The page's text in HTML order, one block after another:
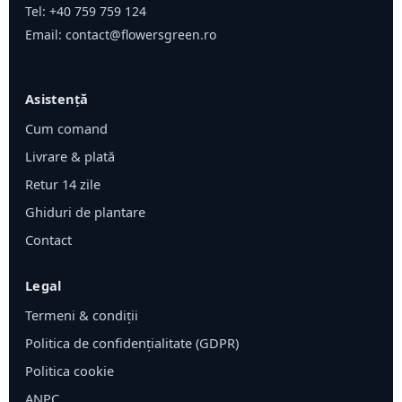
Tel: +40 759 759 124
Email: contact@flowersgreen.ro
Asistență
Cum comand
Livrare & plată
Retur 14 zile
Ghiduri de plantare
Contact
Legal
Termeni & condiții
Politica de confidențialitate (GDPR)
Politica cookie
ANPC